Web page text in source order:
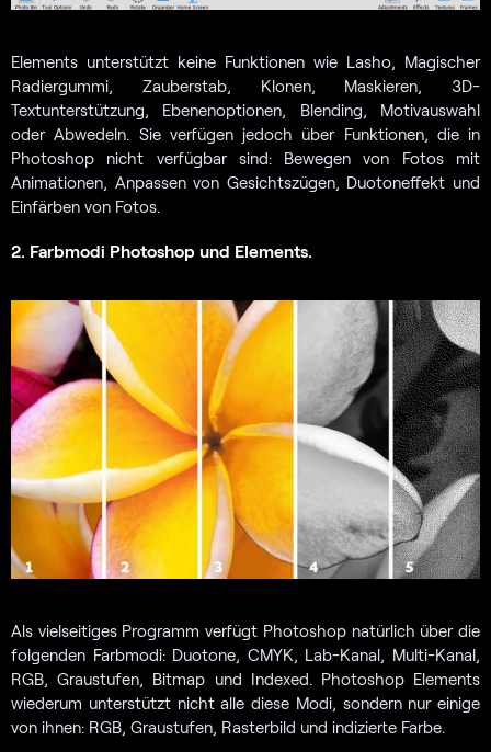
Elements unterstützt keine Funktionen wie Lasho, Magischer
Radiergummi, Zauberstab, Klonen, Maskieren, 3D-
Textunterstützung, Ebenenoptionen, Blending, Motivauswahl
oder Abwedeln. Sie verfügen jedoch über Funktionen, die in
Photoshop nicht verfügbar sind: Bewegen von Fotos mit
Animationen, Anpassen von Gesichtszügen, Duotoneffekt und
Einfärben von Fotos.
2. Farbmodi Photoshop und Elements.
Als vielseitiges Programm verfügt Photoshop natürlich über die
folgenden Farbmodi: Duotone, CMYK, Lab-Kanal, Multi-Kanal,
RGB, Graustufen, Bitmap und Indexed. Photoshop Elements
wiederum unterstützt nicht alle diese Modi, sondern nur einige
von ihnen: RGB, Graustufen, Rasterbild und indizierte Farbe.